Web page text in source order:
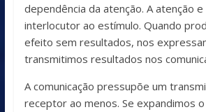
dependência da atenção. A atenção
interlocutor ao estímulo. Quando
efeito sem resultados, nos
transmitimos resultados nos
A comunicação pressupõe um
receptor ao menos. Se expandimos